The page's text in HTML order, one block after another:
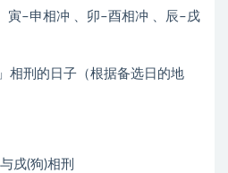
寅–申相冲 、卯–酉相冲 、辰–戌
相刑的日子（根据备选日的地
戌(狗)相刑